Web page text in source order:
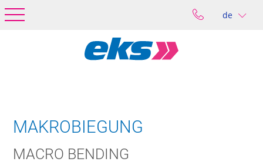
de
MAKROBIEGUNG
MACRO BENDING